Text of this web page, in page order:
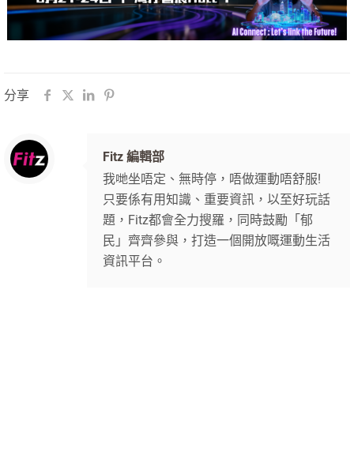
分享
Fitz 編輯部
我哋坐唔定、無時停，唔做運動唔舒服!
只要係有用知識、重要資訊，以至好玩話
題，Fitz都會全力搜羅，同時鼓勵「郁
民」齊齊參與，打造一個開放嘅運動生活
資訊平台。